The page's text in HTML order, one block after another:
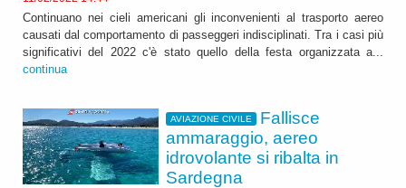
Continuano nei cieli americani gli inconvenienti al trasporto aereo
causati dal comportamento di passeggeri indisciplinati. Tra i casi più
significativi del 2022 c'è stato quello della festa organizzata a...
continua
AVIAZIONE CIVILE
Fallisce
ammaraggio, aereo
idrovolante si ribalta in
Sardegna